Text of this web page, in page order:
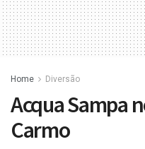
Home Diversão
Acqua Sampa
Carmo